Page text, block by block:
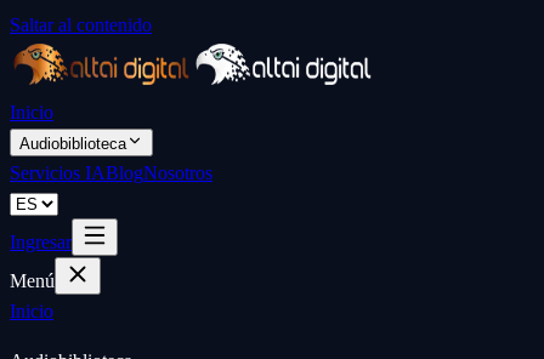
Saltar al contenido
Inicio
Audiobiblioteca
Servicios IABlogNosotros
Ingresar
Menú
Inicio